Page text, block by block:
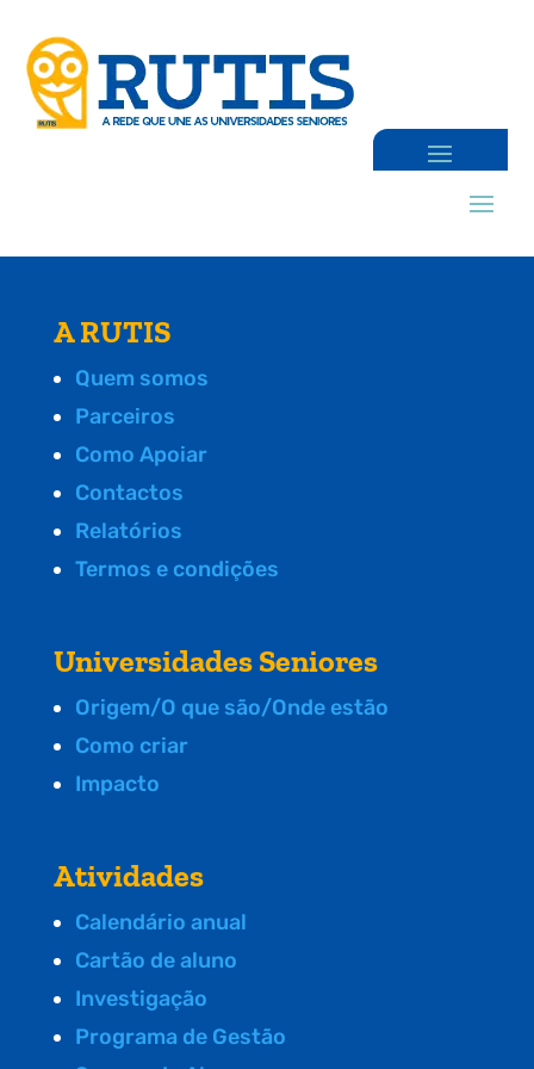
A RUTIS
Quem somos
Parceiros
Como Apoiar
Contactos
Relatórios
Termos e condições
Universidades Seniores
Origem/O que são/Onde estão
Como criar
Impacto
Atividades
Calendário anual
Cartão de aluno
Investigação
Programa de Gestão